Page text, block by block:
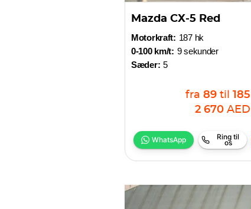
Mazda CX-5 Red
Motorkraft: 187 hk
0-100 km/t: 9 sekunder
Sæder: 5
fra 89 til 185
2 670 AED
WhatsApp Ring til
os